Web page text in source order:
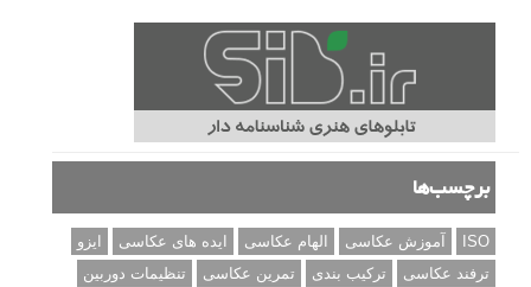
برچسب‌ها
ISO آموزش عکاسی الهام عکاسی ایده های عکاسی
ایزو
ترفند عکاسی
ترکیب بندی تمرین عکاسی
تنظیمات دوربین